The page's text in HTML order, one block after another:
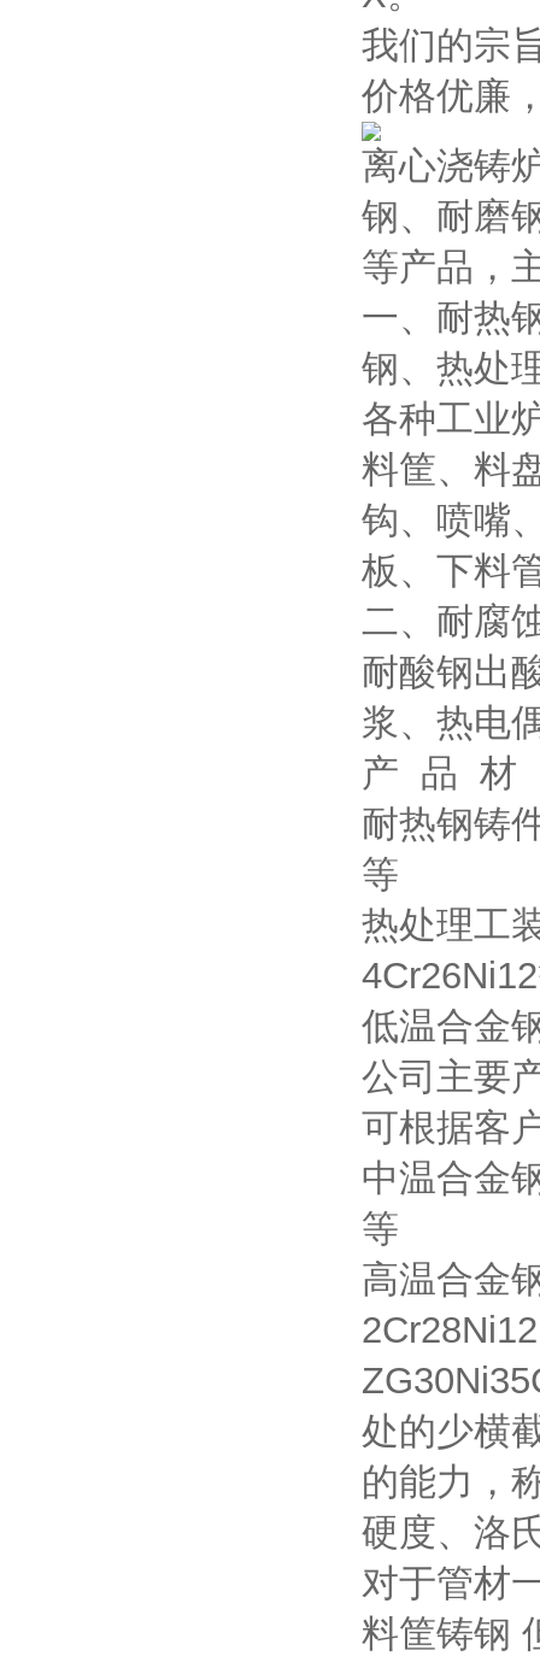
我们的宗
价格优廉
离心浇铸
钢、耐磨
等产品
一、耐热
钢、热处
各种工业
料筐、料
钩、喷嘴
板、下料
二、耐腐
耐酸钢出
浆、热电
产 品 材
耐热钢铸
等
热处理工
低温合金
公司主要
可根据客
中温合金
等
高温合金
处的少横
的能力，
硬度、洛
对于管材
料筐铸钢